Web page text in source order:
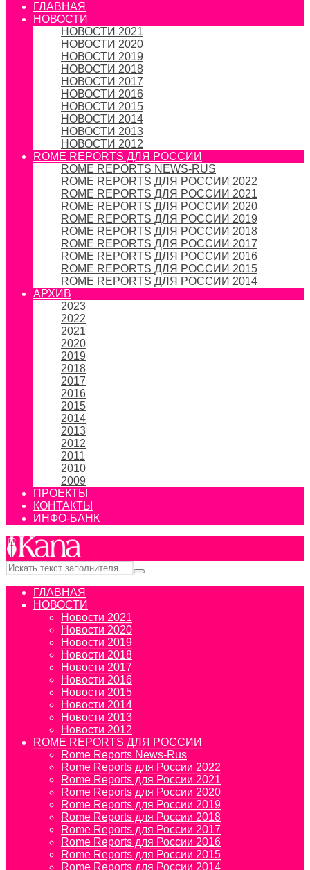
ГЛАВНАЯ
НОВОСТИ
НОВОСТИ 2021
НОВОСТИ 2020
НОВОСТИ 2019
НОВОСТИ 2018
НОВОСТИ 2017
НОВОСТИ 2016
НОВОСТИ 2015
НОВОСТИ 2014
НОВОСТИ 2013
НОВОСТИ 2012
ROME REPORTS ДЛЯ РОССИИ
ROME REPORTS NEWS-RUS
ROME REPORTS ДЛЯ РОССИИ 2022
ROME REPORTS ДЛЯ РОССИИ 2021
ROME REPORTS ДЛЯ РОССИИ 2020
ROME REPORTS ДЛЯ РОССИИ 2019
ROME REPORTS ДЛЯ РОССИИ 2018
ROME REPORTS ДЛЯ РОССИИ 2017
ROME REPORTS ДЛЯ РОССИИ 2016
ROME REPORTS ДЛЯ РОССИИ 2015
ROME REPORTS ДЛЯ РОССИИ 2014
АРХИВ
2023
2022
2021
2020
2019
2018
2017
2016
2015
2014
2013
2012
2011
2010
2009
ПРОЕКТЫ
КОНТАКТЫ
ИНФО-БАНК
ГЛАВНАЯ
НОВОСТИ
Новости 2021
Новости 2020
Новости 2019
Новости 2018
Новости 2017
Новости 2016
Новости 2015
Новости 2014
Новости 2013
Новости 2012
ROME REPORTS ДЛЯ РОССИИ
Rome Reports News-Rus
Rome Reports для России 2022
Rome Reports для России 2021
Rome Reports для России 2020
Rome Reports для России 2019
Rome Reports для России 2018
Rome Reports для России 2017
Rome Reports для России 2016
Rome Reports для России 2015
Rome Reports для России 2014